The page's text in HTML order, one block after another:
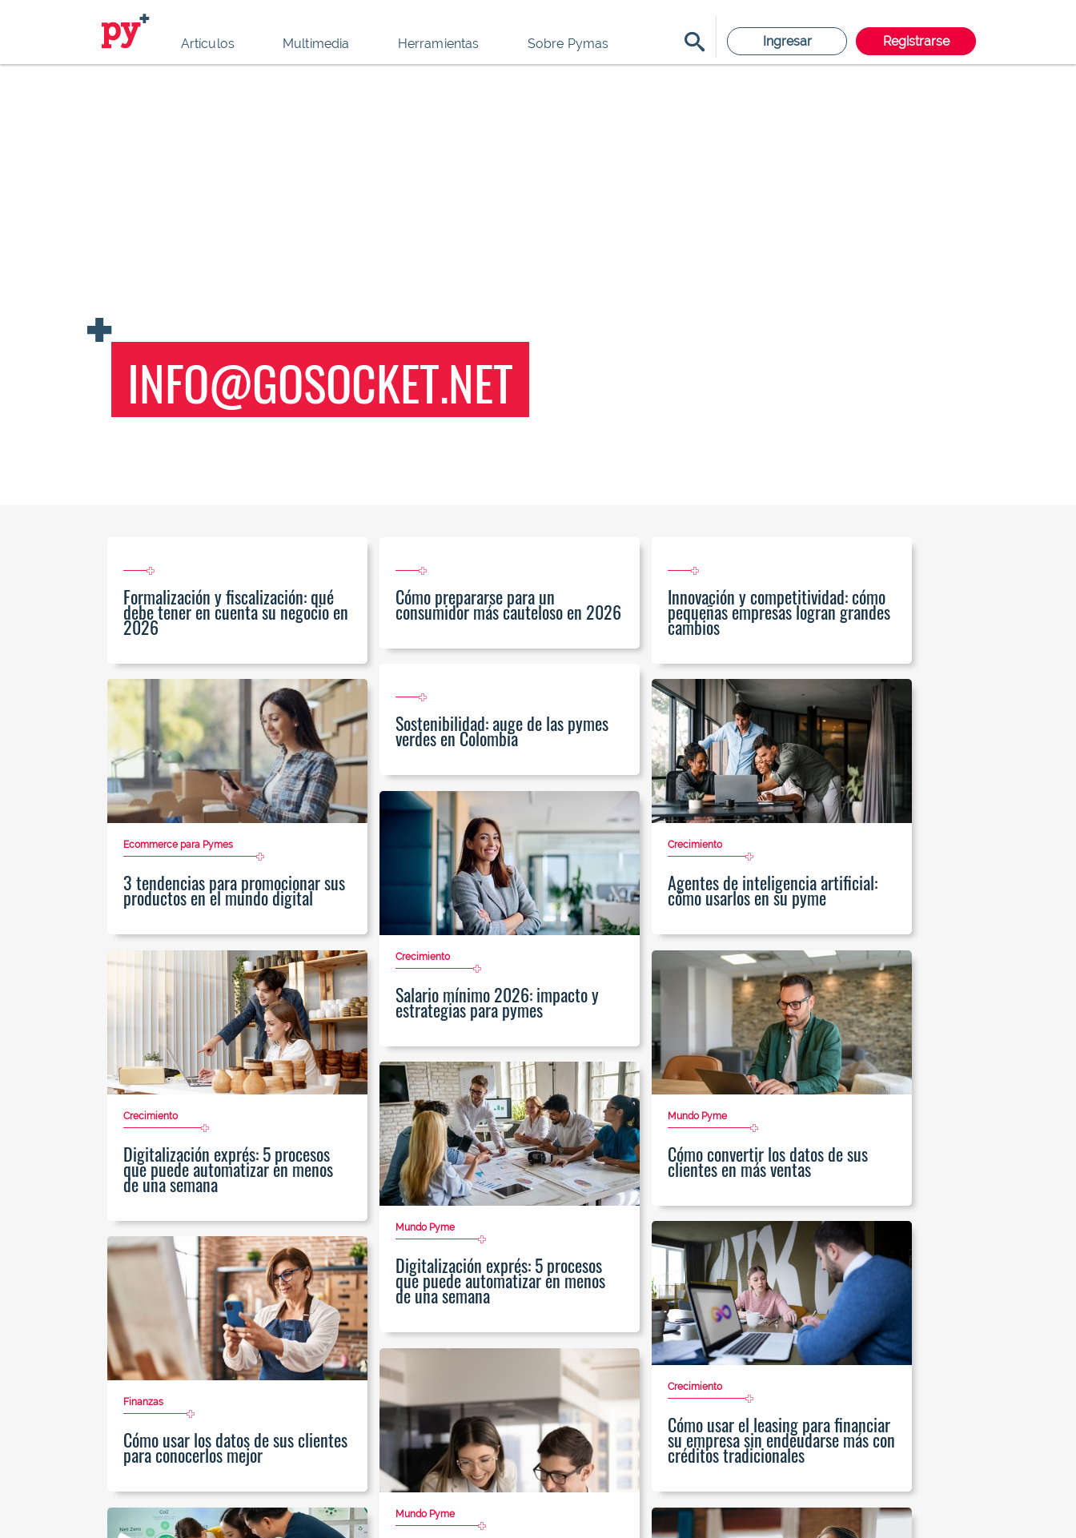
Artículos Multimedia Herramientas Sobre Pymas Ingresar Registrarse
INFO@GOSOCKET.NET
Formalización y fiscalización: qué
debe tener en cuenta su negocio en
2026
Cómo prepararse para un
consumidor más cauteloso en 2026
Innovación y competitividad: cómo
pequeñas empresas logran grandes
cambios
Sostenibilidad: auge de las pymes
verdes en Colombia
Ecommerce para Pymes
3 tendencias para promocionar sus
productos en el mundo digital
Crecimiento
Agentes de inteligencia artificial:
cómo usarlos en su pyme
Crecimiento
Salario mínimo 2026: impacto y
estrategias para pymes
Crecimiento
Digitalización exprés: 5 procesos
que puede automatizar en menos
de una semana
Mundo Pyme
Cómo convertir los datos de sus
clientes en más ventas
Mundo Pyme
Digitalización exprés: 5 procesos
que puede automatizar en menos
de una semana
Crecimiento
Cómo usar el leasing para financiar
su empresa sin endeudarse más con
créditos tradicionales
Finanzas
Cómo usar los datos de sus clientes
para conocerlos mejor
Mundo Pyme